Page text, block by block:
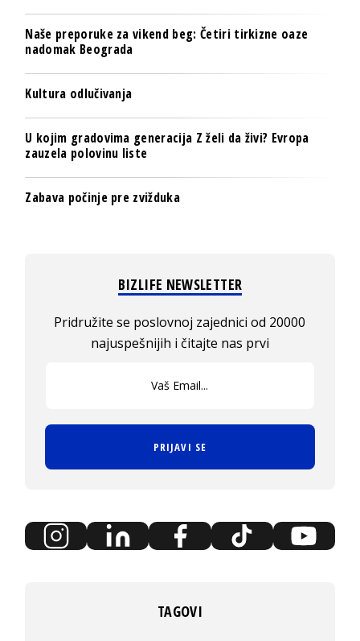
Naše preporuke za vikend beg: Četiri tirkizne oaze
nadomak Beograda
Kultura odlučivanja
U kojim gradovima generacija Z želi da živi? Evropa
zauzela polovinu liste
Zabava počinje pre zvižduka
BIZLIFE NEWSLETTER
Pridružite se poslovnoj zajednici od 20000
najuspešnijih i čitajte nas prvi
PRIJAVI SE
TAGOVI